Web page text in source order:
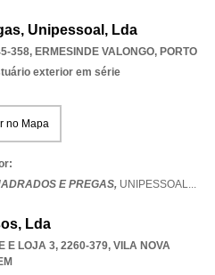
Unipessoal, Lda
358, ERMESINDE VALONGO, PORTO
exterior em série
no Mapa
E PREGAS, UNIPESSOAL...
Lda
E LOJA 3, 2260-379, VILA NOVA